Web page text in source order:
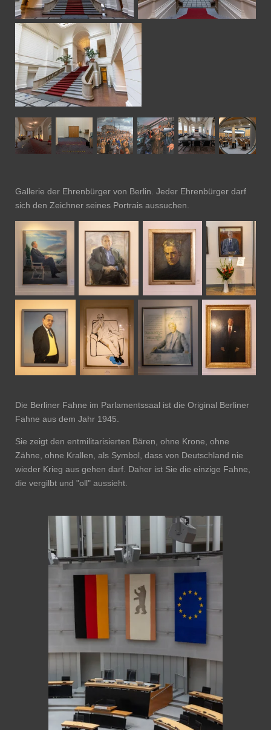
Gallerie der Ehrenbürger von Berlin. Jeder Ehrenbürger darf
sich den Zeichner seines Portrais aussuchen.
Die Berliner Fahne im Parlamentssaal ist die Original Berliner
Fahne aus dem Jahr 1945.
Sie zeigt den entmilitarisierten Bären, ohne Krone, ohne
Zähne, ohne Krallen, als Symbol, dass von Deutschland nie
wieder Krieg aus gehen darf. Daher ist Sie die einzige Fahne,
die vergilbt und "oll" aussieht.